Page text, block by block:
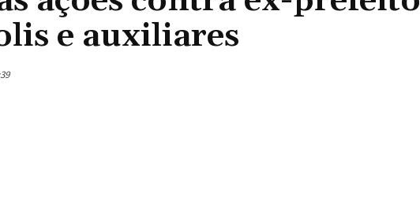
e auxiliares